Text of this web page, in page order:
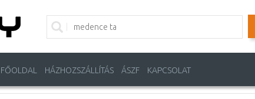
FŐOLDAL HÁZHOZSZÁLLÍTÁS ÁSZF KAPCSOLAT